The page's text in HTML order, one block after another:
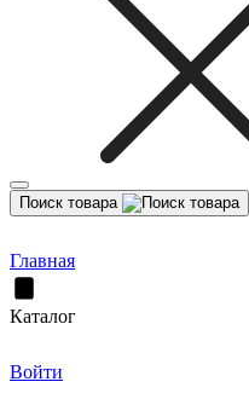
Поиск товара
Главная
Каталог
Войти